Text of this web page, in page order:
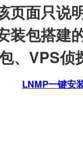
页面只说
装包搭建
、VPS
LNMP一键安